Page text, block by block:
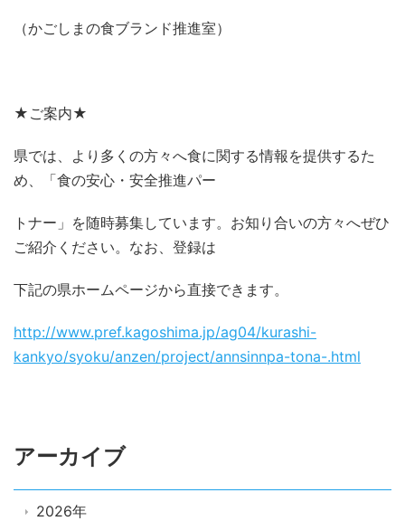
（かごしまの食ブランド推進室）
★ご案内★
県では、より多くの方々へ食に関する情報を提供するた
め、「食の安心・安全推進パー
トナー」を随時募集しています。お知り合いの方々へぜひ
ご紹介ください。なお、登録は
下記の県ホームページから直接できます。
http://www.pref.kagoshima.jp/ag04/kurashi-
kankyo/syoku/anzen/project/annsinnpa-tona-.html
アーカイブ
2026年